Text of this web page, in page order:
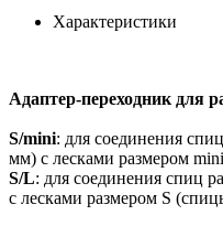
Характеристики
Адаптер-переходник для
S/mini: для соединения
мм) с лесками размером
S/L: для соединения спиц
с лесками размером S